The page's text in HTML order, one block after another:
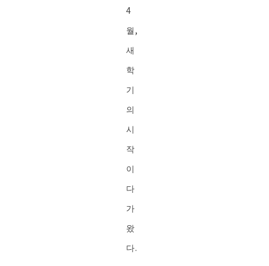
4
월,
새
학
기
의
시
작
이
다
가
왔
다.